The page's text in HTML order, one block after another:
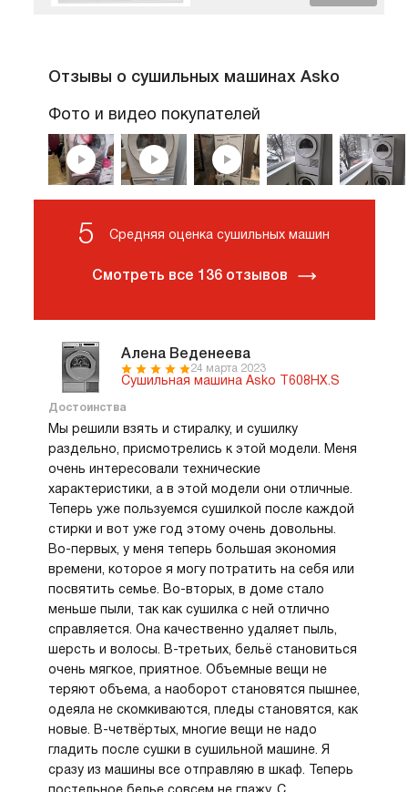
Отзывы о сушильных машинах Asko
Фото и видео покупателей
Алена Веденеева
24 марта 2023
Сушильная машина Asko T608HX.S
Достоинства
Мы решили взять и стиралку, и сушилку
раздельно, присмотрелись к этой модели. Меня
очень интересовали технические
характеристики, а в этой модели они отличные.
Теперь уже пользуемся сушилкой после каждой
стирки и вот уже год этому очень довольны.
Во-первых, у меня теперь большая экономия
времени, которое я могу потратить на себя или
посвятить семье. Во-вторых, в доме стало
меньше пыли, так как сушилка с ней отлично
справляется. Она качественно удаляет пыль,
шерсть и волосы. В-третьих, бельё становиться
очень мягкое, приятное. Объемные вещи не
теряют объема, а наоборот становятся пышнее,
одеяла не скомкиваются, пледы становятся, как
новые. В-четвёртых, многие вещи не надо
гладить после сушки в сушильной машине. Я
сразу из машины все отправляю в шкаф. Теперь
5 Средняя оценка сушильных машин
Смотреть все 136 отзывов